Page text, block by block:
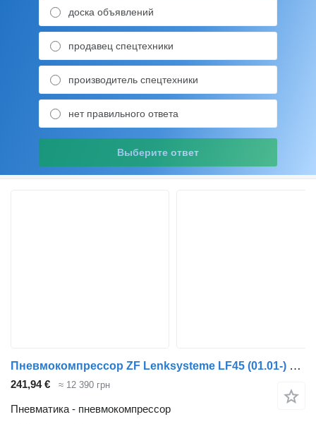
доска объявлений
продавец спецтехники
производитель спецтехники
нет правильного ответа
Выберите ответ
Пневмокомпрессор ZF Lenksysteme LF45 (01.01-) K0084572 для тягача DAF LF45, LF55, LF180, CF65, CF75, CF85 (2001-)
241,94 € ≈ 12 390 грн
Пневматика - пневмокомпрессор